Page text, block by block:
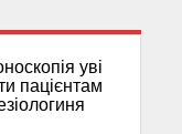
уві
пацієнтам